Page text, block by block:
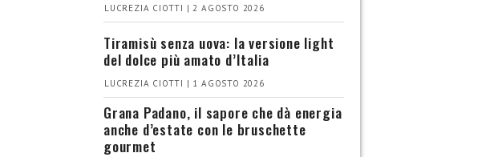
LUCREZIA CIOTTI | 2 AGOSTO 2026
Tiramisù senza uova: la versione light
del dolce più amato d’Italia
LUCREZIA CIOTTI | 1 AGOSTO 2026
Grana Padano, il sapore che dà energia
anche d’estate con le bruschette
gourmet